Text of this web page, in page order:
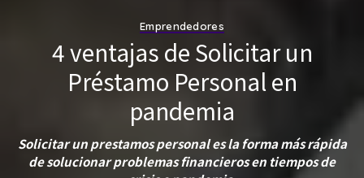
Emprendedores
4 ventajas de Solicitar un
Préstamo Personal en
pandemia
Solicitar un prestamos personal es la forma más rápida
de solucionar problemas financieros en tiempos de